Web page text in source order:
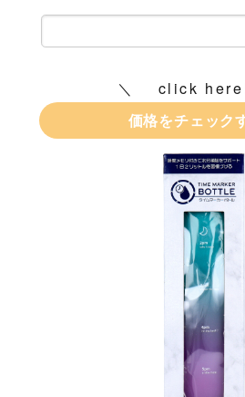
click
価格をチェック